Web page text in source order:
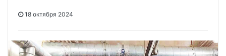
18 октября 2024